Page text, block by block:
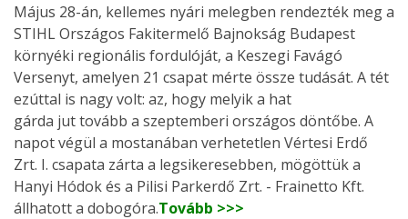
Május 28-án, kellemes nyári melegben rendezték meg a
STIHL Országos Fakitermelő Bajnokság Budapest
környéki regionális fordulóját, a Keszegi Favágó
Versenyt, amelyen 21 csapat mérte össze tudását. A tét
ezúttal is nagy volt: az, hogy melyik a hat
gárda jut tovább a szeptemberi országos döntőbe. A
napot végül a mostanában verhetetlen Vértesi Erdő
Zrt. I. csapata zárta a legsikeresebben, mögöttük a
Hanyi Hódok és a Pilisi Parkerdő Zrt. - Frainetto Kft.
állhatott a dobogóra.Tovább >>>